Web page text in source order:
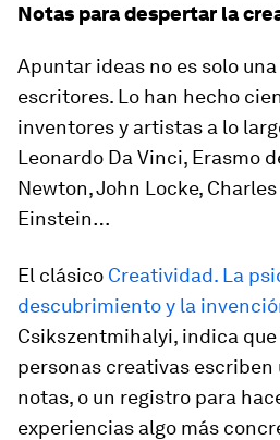
Notas para despertar la
Apuntar ideas no es solo
escritores. Lo han hecho
inventores y artistas a lo
Leonardo Da Vinci, Erasmo
Newton, John Locke,
Einstein…
El clásico Creatividad. La
descubrimiento y la
Csikszentmihalyi, indica
personas creativas escriben
notas, o un registro para
experiencias algo más